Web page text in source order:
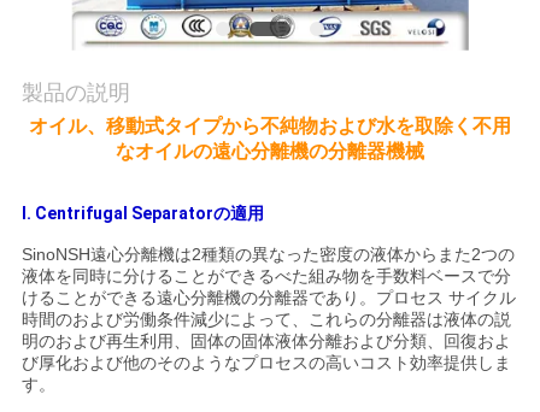
達
連
絡
し
な
さ
製品の説明
オイル、移動式タイプから不純物および水を取除く不用
なオイルの遠心分離機の分離器機械
I. Centrifugal Separatorの適用
SinoNSH遠心分離機は2種類の異なった密度の液体からまた2つの
液体を同時に分けることができるべた組み物を手数料ベースで分
けることができる遠心分離機の分離器であり。プロセス サイクル
時間のおよび労働条件減少によって、これらの分離器は液体の説
明のおよび再生利用、固体の固体液体分離および分類、回復およ
び厚化および他のそのようなプロセスの高いコスト効率提供しま
す。